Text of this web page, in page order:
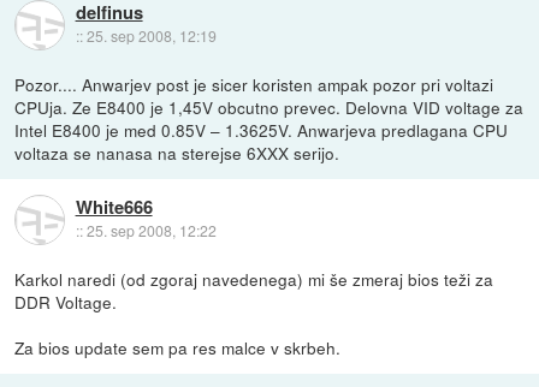
delfinus
::25. sep 2008, 12:19
Pozor.... Anwarjev post je sicer koristen ampak pozor pri voltazi
CPUja. Ze E8400 je 1,45V obcutno prevec. Delovna VID voltage za
Intel E8400 je med 0.85V – 1.3625V. Anwarjeva predlagana CPU
voltaza se nanasa na sterejse 6XXX serijo.
White666
::25. sep 2008, 12:22
Karkol naredi (od zgoraj navedenega) mi še zmeraj bios teži za
DDR Voltage.
Za bios update sem pa res malce v skrbeh.